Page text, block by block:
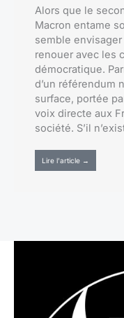
Alors que le
Macron entame
semble
renouer avec les
démocratique.
d’un référendum
surface, portée
voix directe aux
société. S’il
Lire l'article →